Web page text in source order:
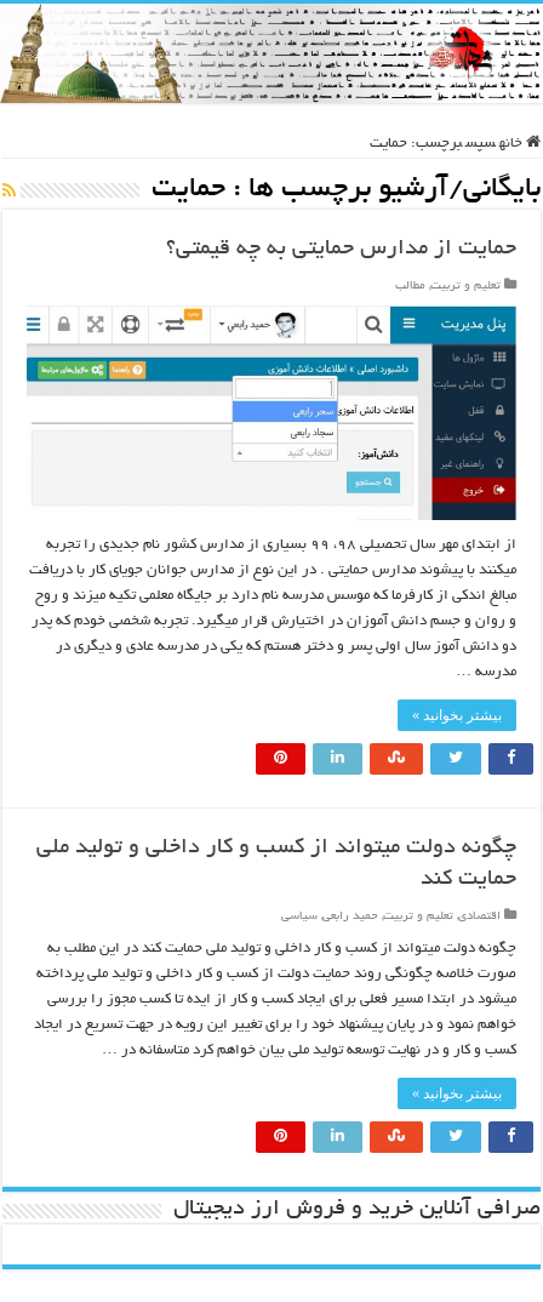
خانه سپس برچسب: حمایت
بایگانی/آرشیو برچسب ها : حمایت
حمایت از مدارس حمایتی به چه قیمتی؟
تعلیم و تربیت, مطالب
از ابتدای مهر سال تحصیلی ۹۸، ۹۹ بسیاری از مدارس کشور نام جدیدی را تجربه
میکنند با پیشوند مدارس حمایتی . در این نوع از مدارس جوانان جویای کار با دریافت
مبالغ اندکی از کارفرما که موسس مدرسه نام دارد بر جایگاه معلمی تکیه میزند و روح
و روان و جسم دانش آموزان در اختیارش قرار میگیرد. تجربه شخصی خودم که پدر
دو دانش آموز سال اولی پسر و دختر هستم که یکی در مدرسه عادی و دیگری در
مدرسه …
بیشتر بخوانید »
چگونه دولت میتواند از کسب و کار داخلی و تولید ملی
حمایت کند
اقتصادی, تعلیم و تربیت, حمید رابعی, سیاسی
چگونه دولت میتواند از کسب و کار داخلی و تولید ملی حمایت کند در این مطلب به
صورت خلاصه چگونگی روند حمایت دولت از کسب و کار داخلی و تولید ملی پرداخته
میشود در ابتدا مسیر فعلی برای ایجاد کسب و کار از ایده تا کسب مجوز را بررسی
خواهم نمود و در پایان پیشنهاد خود را برای تغییر این رویه در جهت تسریع در ایجاد
کسب و کار و در نهایت توسعه تولید ملی بیان خواهم کرد متاسفانه در …
بیشتر بخوانید »
صرافی آنلاین خرید و فروش ارز دیجیتال